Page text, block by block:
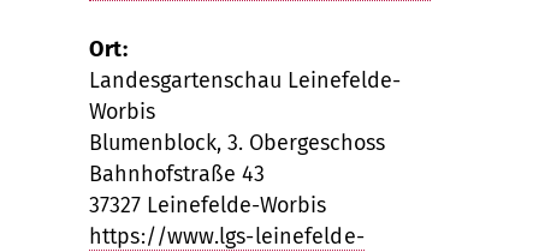
Ort:
Landesgartenschau Leinefelde-
Worbis
Blumenblock, 3. Obergeschoss
Bahnhofstraße 43
37327 Leinefelde-Worbis
https://www.lgs-leinefelde-